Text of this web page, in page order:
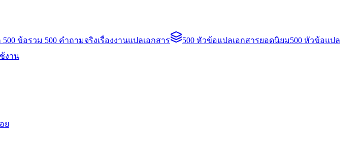
ข้อรวม 500 คำถามจริงเรื่องงานแปลเอกสาร 500 หัวข้อแปลเอกสารยอดนิยม500 หัวข้อแปล
งาน
ย